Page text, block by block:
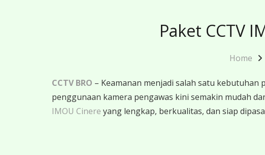
Paket CCTV
Home
CCTV BRO – Keamanan menjadi salah satu
penggunaan kamera pengawas kini semakin mudah
IMOU Cinere yang lengkap, berkualitas, dan siap